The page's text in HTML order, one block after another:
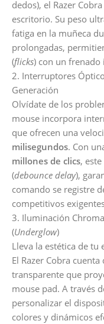
dedos), el Razer
escritorio. Su peso
fatiga en la muñeca
prolongadas,
(flicks) con un
2. Interruptores
Generación
Olvídate de los
mouse incorpora
que ofrecen una
milisegundos. Con
millones de clics,
(debounce delay),
comando se registre
competitivos
3. Iluminación
(Underglow)
Lleva la estética de tu
El Razer Cobra
transparente que
mouse pad. A través
personalizar el
colores y dinámicos